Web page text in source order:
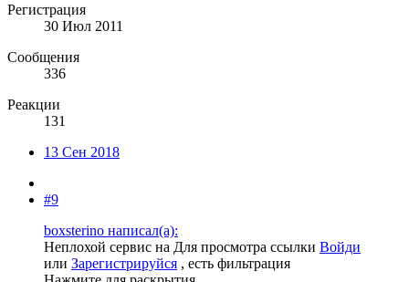
Регистрация
30 Июл 2011
Сообщения
336
Реакции
131
13 Сен 2018
#9
boxsterino написал(а):
Неплохой сервис на Для просмотра ссылки Войди
или Зарегистрируйся , есть фильтрация